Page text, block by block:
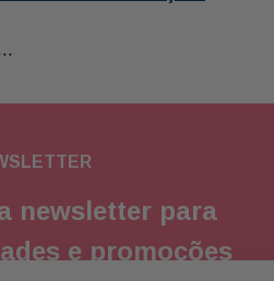
newsletter para
e promoções